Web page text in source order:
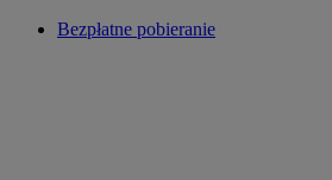
Bezpłatne pobieranie